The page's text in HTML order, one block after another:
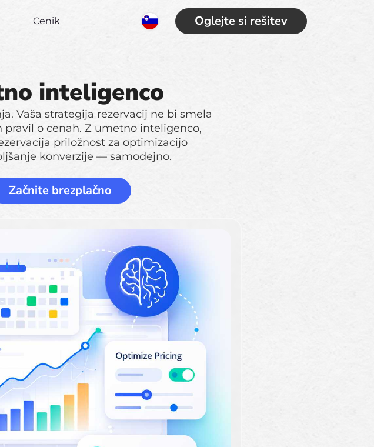
Oglejte si rešitev
Cenik
inteligenco
Vaša strategija rezervacij ne bi smela
o cenah. Z umetno inteligenco,
priložnost za optimizacijo
konverzije — samodejno.
Začnite brezplačno